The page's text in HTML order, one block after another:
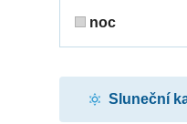
noc
Sluneční